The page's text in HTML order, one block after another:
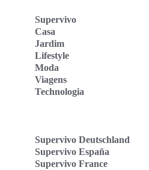
Supervivo
Casa
Jardim
Lifestyle
Moda
Viagens
Technologia
Supervivo Deutschland
Supervivo España
Supervivo France